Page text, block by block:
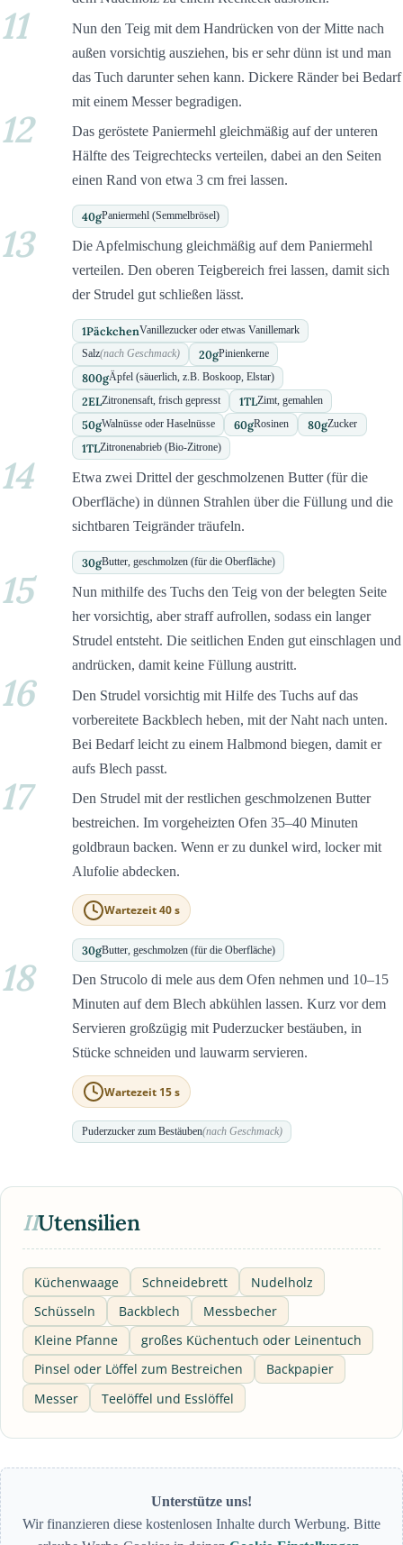
11
Nun den Teig mit dem Handrücken von der Mitte nach
außen vorsichtig ausziehen, bis er sehr dünn ist und man
das Tuch darunter sehen kann. Dickere Ränder bei Bedarf
mit einem Messer begradigen.
12
Das geröstete Paniermehl gleichmäßig auf der unteren
Hälfte des Teigrechtecks verteilen, dabei an den Seiten
einen Rand von etwa 3 cm frei lassen.
40gPaniermehl (Semmelbrösel)
13
Die Apfelmischung gleichmäßig auf dem Paniermehl
verteilen. Den oberen Teigbereich frei lassen, damit sich
der Strudel gut schließen lässt.
1PäckchenVanillezucker oder etwas Vanillemark
Salz(nach Geschmack) 20gPinienkerne
800gÄpfel (säuerlich, z.B. Boskoop, Elstar)
2ELZitronensaft, frisch gepresst 1TLZimt, gemahlen
50gWalnüsse oder Haselnüsse 60gRosinen 80gZucker
1TLZitronenabrieb (Bio-Zitrone)
14
Etwa zwei Drittel der geschmolzenen Butter (für die
Oberfläche) in dünnen Strahlen über die Füllung und die
sichtbaren Teigränder träufeln.
30gButter, geschmolzen (für die Oberfläche)
15
Nun mithilfe des Tuchs den Teig von der belegten Seite
her vorsichtig, aber straff aufrollen, sodass ein langer
Strudel entsteht. Die seitlichen Enden gut einschlagen und
andrücken, damit keine Füllung austritt.
16
Den Strudel vorsichtig mit Hilfe des Tuchs auf das
vorbereitete Backblech heben, mit der Naht nach unten.
Bei Bedarf leicht zu einem Halbmond biegen, damit er
aufs Blech passt.
17
Den Strudel mit der restlichen geschmolzenen Butter
bestreichen. Im vorgeheizten Ofen 35–40 Minuten
goldbraun backen. Wenn er zu dunkel wird, locker mit
Alufolie abdecken.
Wartezeit 40 s
30gButter, geschmolzen (für die Oberfläche)
18
Den Strucolo di mele aus dem Ofen nehmen und 10–15
Minuten auf dem Blech abkühlen lassen. Kurz vor dem
Servieren großzügig mit Puderzucker bestäuben, in
Stücke schneiden und lauwarm servieren.
Wartezeit 15 s
Puderzucker zum Bestäuben(nach Geschmack)
IIUtensilien
Küchenwaage Schneidebrett
Nudelholz
Schüsseln
Backblech
Messbecher
Kleine Pfanne
großes Küchentuch oder Leinentuch
Pinsel oder Löffel zum Bestreichen
Backpapier
Messer
Teelöffel und Esslöffel
Unterstütze uns!
Wir finanzieren diese kostenlosen Inhalte durch Werbung. Bitte